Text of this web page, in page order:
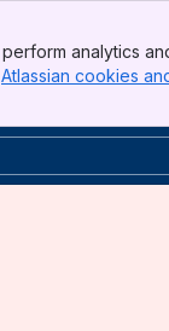
analytics
Atlassian cookies